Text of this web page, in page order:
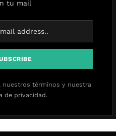
tu mail
nuestros términos y nuestra
de privacidad.